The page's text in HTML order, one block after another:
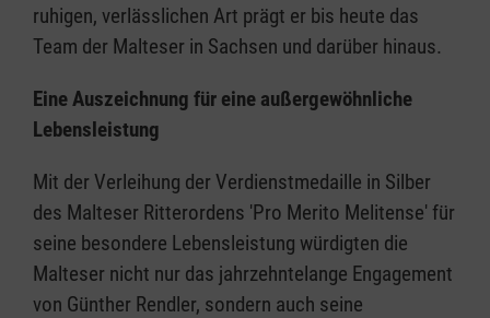
ruhigen, verlässlichen Art prägt er bis heute das
Team der Malteser in Sachsen und darüber hinaus.
Eine Auszeichnung für eine außergewöhnliche
Lebensleistung
Mit der Verleihung der Verdienstmedaille in Silber
des Malteser Ritterordens 'Pro Merito Melitense' für
seine besondere Lebensleistung würdigten die
Malteser nicht nur das jahrzehntelange Engagement
von Günther Rendler, sondern auch seine